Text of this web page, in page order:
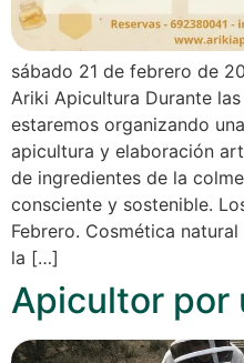
sábado 21 de febrero de
Ariki Apicultura Durante
estaremos organizando
apicultura y elaboración
de ingredientes de la
consciente y sostenible.
Febrero. Cosmética
la […]
Apicultor por